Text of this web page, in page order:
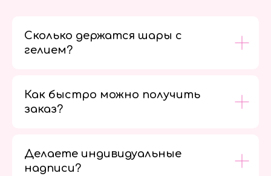
Сколько держатся шары с
гелием?
Как быстро можно получить
заказ?
Делаете индивидуальные
надписи?